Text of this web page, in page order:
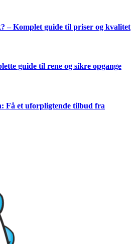
– Komplet guide til priser og kvalitet
guide til rene og sikre opgange
Få et uforpligtende tilbud fra